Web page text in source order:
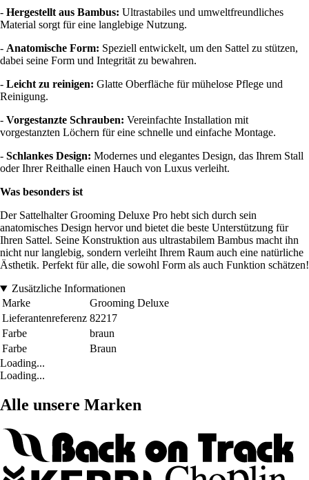
- Hergestellt aus Bambus: Ultrastabiles und umweltfreundliches
Material sorgt für eine langlebige Nutzung.
- Anatomische Form: Speziell entwickelt, um den Sattel zu stützen,
dabei seine Form und Integrität zu bewahren.
- Leicht zu reinigen: Glatte Oberfläche für mühelose Pflege und
Reinigung.
- Vorgestanzte Schrauben: Vereinfachte Installation mit
vorgestanzten Löchern für eine schnelle und einfache Montage.
- Schlankes Design: Modernes und elegantes Design, das Ihrem Stall
oder Ihrer Reithalle einen Hauch von Luxus verleiht.
Was besonders ist
Der Sattelhalter Grooming Deluxe Pro hebt sich durch sein
anatomisches Design hervor und bietet die beste Unterstützung für
Ihren Sattel. Seine Konstruktion aus ultrastabilem Bambus macht ihn
nicht nur langlebig, sondern verleiht Ihrem Raum auch eine natürliche
Ästhetik. Perfekt für alle, die sowohl Form als auch Funktion schätzen!
Zusätzliche Informationen
Marke
Grooming Deluxe
Lieferantenreferenz 82217
Farbe
braun
Farbe
Braun
Loading...
Loading...
Alle unsere Marken